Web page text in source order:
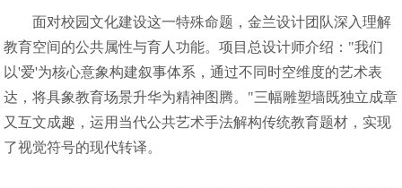
面对校园文化建设这一特殊命题，金兰设计团队深入理解
教育空间的公共属性与育人功能。项目总设计师介绍："我们
以'爱'为核心意象构建叙事体系，通过不同时空维度的艺术表
达，将具象教育场景升华为精神图腾。"三幅雕塑墙既独立成章
又互文成趣，运用当代公共艺术手法解构传统教育题材，实现
了视觉符号的现代转译。